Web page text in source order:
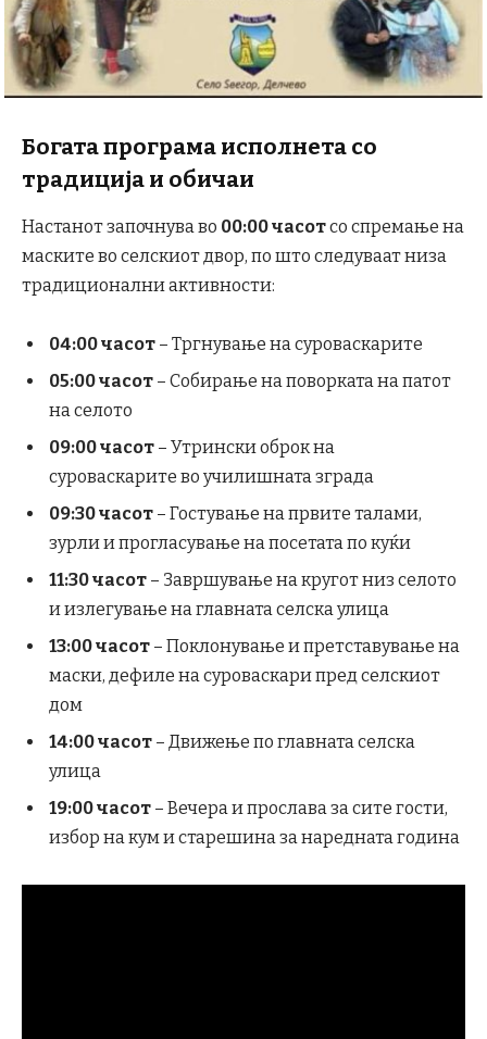
Богата програма исполнета со
традиција и обичаи
Настанот започнува во 00:00 часотсо спремање на
маските во селскиот двор, по што следуваат низа
традиционални активности:
04:00 часот – Тргнување на суроваскарите
05:00 часот – Собирање на поворката на патот
на селото
09:00 часот – Утрински оброк на
суроваскарите во училишната зграда
09:30 часот – Гостување на првите талами,
зурли и прогласување на посетата по куќи
11:30 часот – Завршување на кругот низ селото
и излегување на главната селска улица
13:00 часот – Поклонување и претставување на
маски, дефиле на суроваскари пред селскиот
дом
14:00 часот – Движење по главната селска
улица
19:00 часот – Вечера и прослава за сите гости,
избор на кум и старешина за наредната година